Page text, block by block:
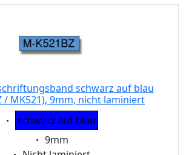
schwarz auf blau
/ MK521), 9mm, nicht laminiert
Eigenschaft:
schwarz auf blau
Eigenschaft:
9mm